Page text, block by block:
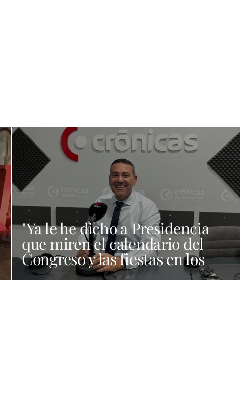
"Ya le he dicho a Presidencia
que miren el calendario del
Congreso y las fiestas en los
municipios porque Dolores